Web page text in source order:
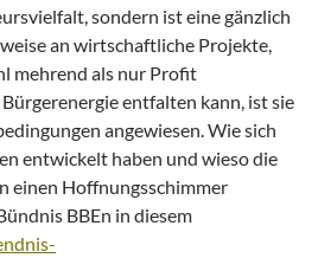
sondern ist eine gänzlich
an wirtschaftliche Projekte,
mehrend als nur Profit
entfalten kann, ist sie
angewiesen. Wie sich
entwickelt haben und wieso die
einen Hoffnungsschimmer
BBEn in diesem